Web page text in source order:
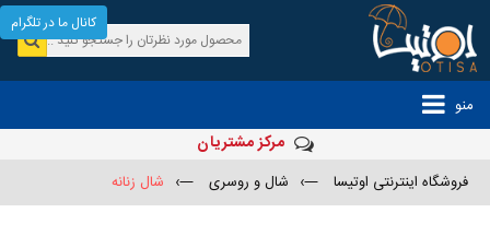
منو
مرکز مشتریان
فروشگاه اینترنتی اوتیسا —› شال و روسری —› شال زنانه
کانال ما در تلگرام